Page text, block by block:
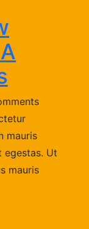
mauris
egestas. Ut
mauris